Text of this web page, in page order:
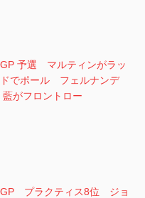
予選 マルティンがラッ
でポール フェルナンデ
藍がフロントロー
GP プラクティス8位 ジョ